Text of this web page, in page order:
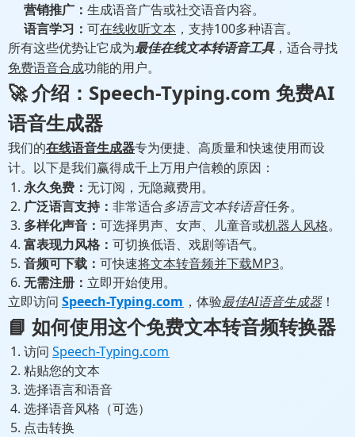
营销推广： 生成语音广告或社交语音内容。
语言学习： 可在线收听文本 ，支持100多种语言。
所有这些优势让它成为最佳在线文本转语音工具，适合寻找
免费语音合成功能的用户。
🚀 介绍：Speech-Typing.com 免费AI
语音生成器
我们的在线语音生成器专为便捷、高质量和快速使用而设
计。以下是我们赢得成千上万用户信赖的原因：
永久免费： 无订阅，无隐藏费用。
广泛语言支持： 非常适合多语言文本转语音任务。
多样化声音： 可选择男声、女声、儿童音或机器人风格。
富表现力风格： 可切换低语、戏剧等语气。
音频可下载： 可快速将文本转音频并下载MP3。
无需注册： 立即开始使用。
立即访问 Speech-Typing.com ，体验最佳AI语音生成器！
📘 如何使用这个免费文本转音频转换器
访问 Speech-Typing.com
粘贴您的文本
选择语言和语音
选择语音风格（可选）
点击转换